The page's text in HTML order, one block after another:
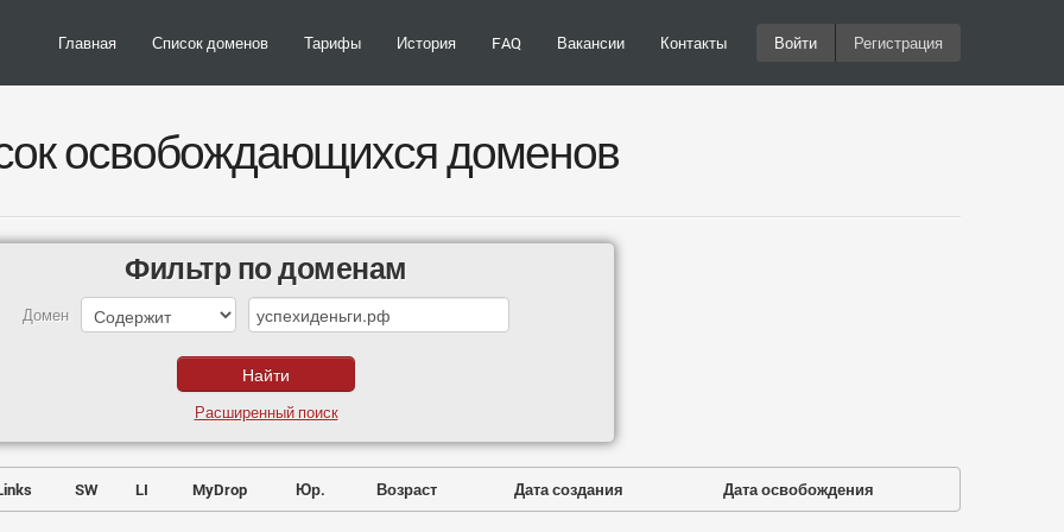
Главная Список доменов Тарифы История FAQ Вакансии Контакты Войти Регистрация
освобождающихся доменов
Фильтр по доменам
Домен
Расширенный поиск
SW LI MyDrop Юр. Возраст Дата создания Дата освобождения